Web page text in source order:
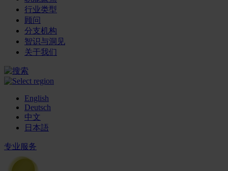
行业类型
顾问
分支机构
智识与洞见
关于我们
English
Deutsch
中文
日本語
专业服务